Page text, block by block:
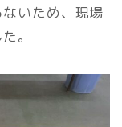
いため、現場
。